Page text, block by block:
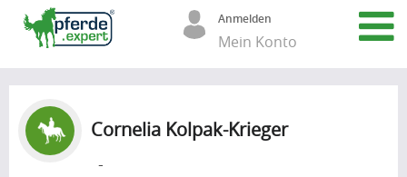
Anmelden
Mein Konto
Cornelia Kolpak-Krieger
-